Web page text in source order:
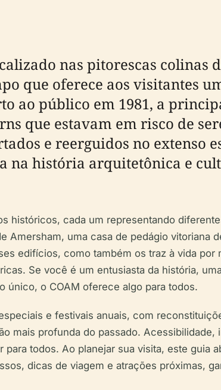
nas pitorescas colinas
que oferece aos visitantes
ao público em 1981, a
que estavam em risco de
e reerguidos no extenso
história arquitetônica e
históricos, cada um representando
Amersham, uma casa de pedágio vitoriana
edifícios, como também os traz à vida
Se você é um entusiasta da história,
único, o COAM oferece algo para todos.
e festivais anuais, com
mais profunda do passado.
todos. Ao planejar sua visita, este guia
dicas de viagem e atrações próximas,